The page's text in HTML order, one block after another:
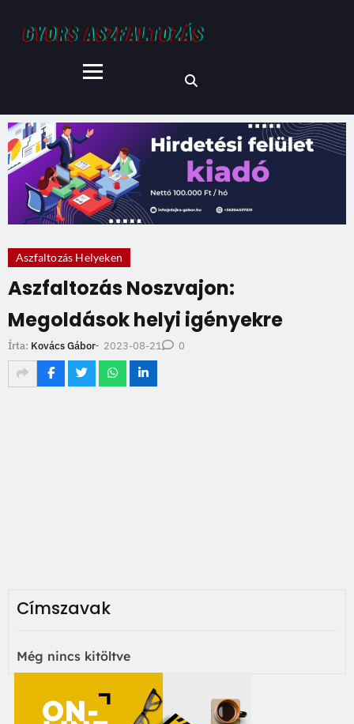
Aszfaltozás Helyeken
Aszfaltozás Noszvajon:
Megoldások helyi igényekre
Írta: Kovács Gábor- 2023-08-21 0
Címszavak
Még nincs kitöltve